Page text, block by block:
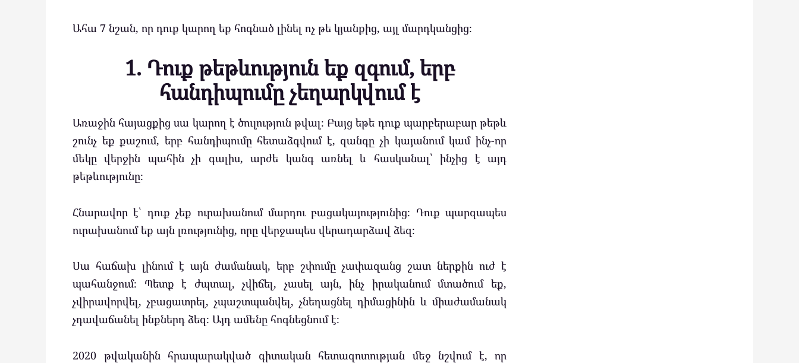
Ահա 7 նշան, որ դուք կարող եք հոգնած լինել ոչ թե կյանքից, այլ մարդկանցից։
1. Դուք թեթևություն եք զգում, երբ
հանդիպումը չեղարկվում է
Առաջին հայացքից սա կարող է ծուլություն թվալ։ Բայց եթե դուք պարբերաբար թեթև
շունչ եք քաշում, երբ հանդիպումը հետաձգվում է, զանգը չի կայանում կամ ինչ-որ
մեկը վերջին պահին չի գալիս, արժե կանգ առնել և հասկանալ՝ ինչից է այդ
թեթևությունը։
Հնարավոր է՝ դուք չեք ուրախանում մարդու բացակայությունից։ Դուք պարզապես
ուրախանում եք այն լռությունից, որը վերջապես վերադարձավ ձեզ։
Սա հաճախ լինում է այն ժամանակ, երբ շփումը չափազանց շատ ներքին ուժ է
պահանջում։ Պետք է ժպտալ, չվիճել, չասել այն, ինչ իրականում մտածում եք,
չվիրավորվել, չբացատրել, չպաշտպանվել, չնեղացնել դիմացինին և միաժամանակ
չդավաճանել ինքներդ ձեզ։ Այդ ամենը հոգնեցնում է։
2020 թվականին հրապարակված գիտական հետազոտության մեջ նշվում է, որ